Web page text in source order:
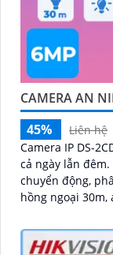
CAMERA AN
45%
Liên hệ
Camera IP DS-
cả ngày lẫn đêm. Hỗ trợ công nghệ Smart Hybrid Light, phát hiện
chuyển động,
hồng ngoại 30m,